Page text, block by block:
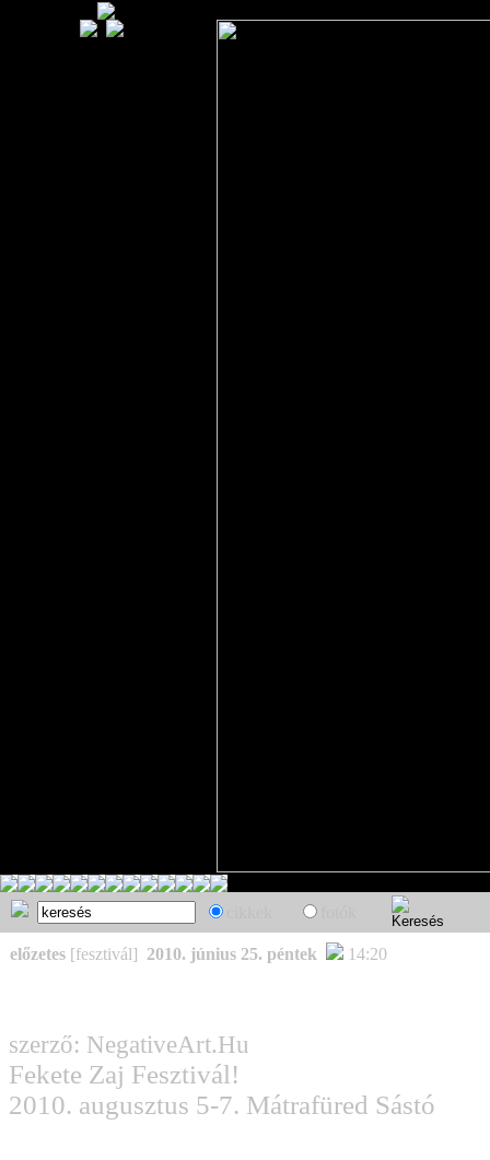
előzetes [fesztivál] 2010. június 25. péntek 14:20
szerző: NegativeArt.Hu
Fekete Zaj Fesztivál!
2010. augusztus 5-7. Mátrafüred Sástó